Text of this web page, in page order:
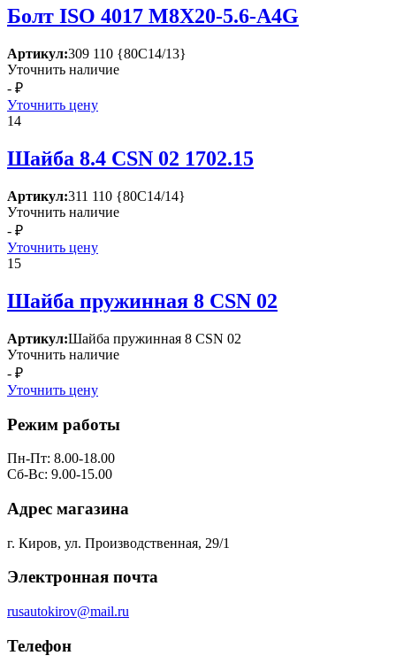
Болт ISО 4017 М8Х20-5.6-А4G
Артикул:309 110 {80С14/13}
Уточнить наличие
- ₽
Уточнить цену
14
Шайба 8.4 СSN 02 1702.15
Артикул:311 110 {80С14/14}
Уточнить наличие
- ₽
Уточнить цену
15
Шайба пружинная 8 СSN 02
Артикул:Шайба пружинная 8 СSN 02
Уточнить наличие
- ₽
Уточнить цену
Режим работы
Пн-Пт: 8.00-18.00
Сб-Вс: 9.00-15.00
Адрес магазина
г. Киров, ул. Производственная, 29/1
Электронная почта
rusautokirov@mail.ru
Телефон